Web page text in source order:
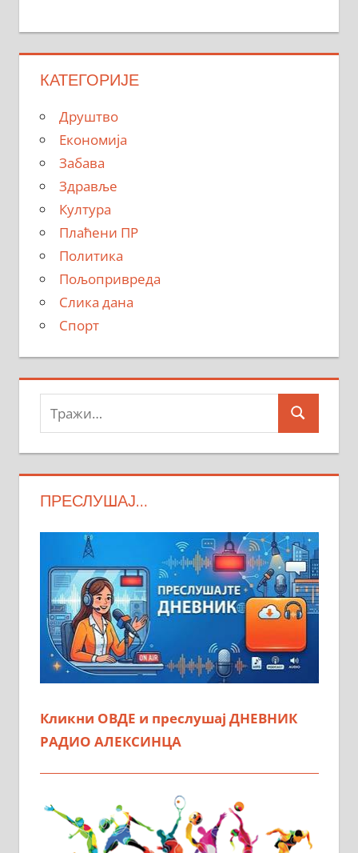
КАТЕГОРИЈЕ
Друштво
Економија
Забава
Здравље
Култура
Плаћени ПР
Политика
Пољопривреда
Слика дана
Спорт
Тражи:
Search
ПРЕСЛУШАЈ…
Кликни ОВДЕ и преслушај ДНЕВНИК
РАДИО АЛЕКСИНЦА